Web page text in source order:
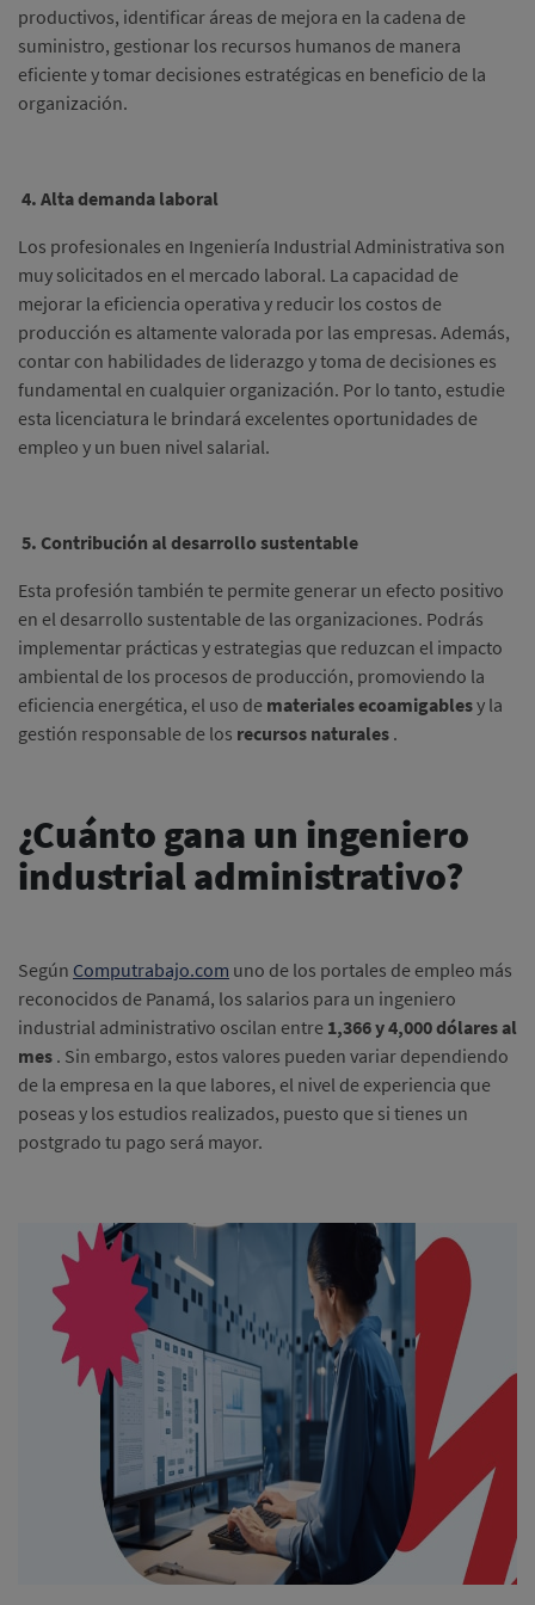
productivos, identificar áreas de mejora en la cadena de
suministro, gestionar los recursos humanos de manera
eficiente y tomar decisiones estratégicas en beneficio de la
organización.
4. Alta demanda laboral
Los profesionales en Ingeniería Industrial Administrativa son
muy solicitados en el mercado laboral. La capacidad de
mejorar la eficiencia operativa y reducir los costos de
producción es altamente valorada por las empresas. Además,
contar con habilidades de liderazgo y toma de decisiones es
fundamental en cualquier organización. Por lo tanto, estudie
esta licenciatura le brindará excelentes oportunidades de
empleo y un buen nivel salarial.
5. Contribución al desarrollo sustentable
Esta profesión también te permite generar un efecto positivo
en el desarrollo sustentable de las organizaciones. Podrás
implementar prácticas y estrategias que reduzcan el impacto
ambiental de los procesos de producción, promoviendo la
eficiencia energética, el uso de materiales ecoamigablesy la
gestión responsable de los recursos naturales .
¿Cuánto gana un ingeniero
industrial administrativo?
Según Computrabajo.com uno de los portales de empleo más
reconocidos de Panamá, los salarios para un ingeniero
industrial administrativo oscilan entre 1,366 y 4,000 dólares al
mes . Sin embargo, estos valores pueden variar dependiendo
de la empresa en la que labores, el nivel de experiencia que
poseas y los estudios realizados, puesto que si tienes un
postgrado tu pago será mayor.